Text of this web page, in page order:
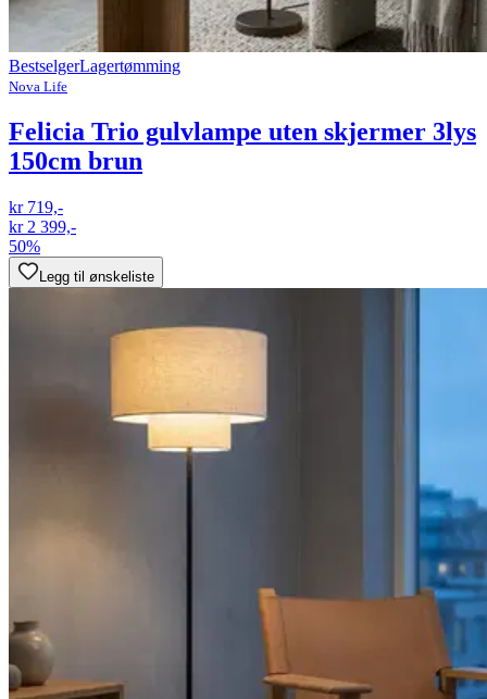
BestselgerLagertømming
Nova Life
Felicia Trio gulvlampe uten skjermer 3lys
150cm brun
kr 719,-
kr 2 399,-
50%
Legg til ønskeliste